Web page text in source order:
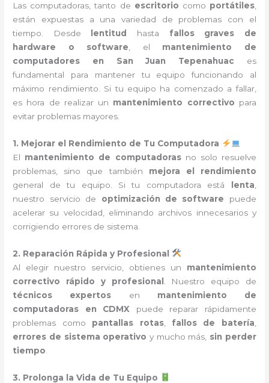
Las computadoras, tanto de escritorio como portátiles,
están expuestas a una variedad de problemas con el
tiempo. Desde
lentitud hasta fallos graves de
hardware o software , el mantenimiento de
computadores en San Juan Tepenahuac es
fundamental para mantener tu equipo funcionando al
máximo rendimiento. Si tu equipo ha comenzado a fallar,
es hora de realizar un mantenimiento correctivo para
evitar problemas mayores.
1. Mejorar el Rendimiento de Tu Computadora
El mantenimiento de computadorasno solo resuelve
problemas, sino que también mejora el rendimiento
general de tu equipo. Si tu computadora está
lenta
nuestro servicio de optimización de software puede
acelerar su velocidad, eliminando archivos innecesarios y
corrigiendo errores de sistema.
2. Reparación Rápida y Profesional
Al elegir nuestro servicio, obtienes un mantenimiento
correctivo rápido y profesional
. Nuestro equipo de
técnicos expertos en mantenimiento de
computadoras en CDMX puede reparar rápidamente
problemas como pantallas rotas, fallos de batería
errores de sistema operativo y mucho más, sin perder
tiempo
3. Prolonga la Vida de Tu Equipo